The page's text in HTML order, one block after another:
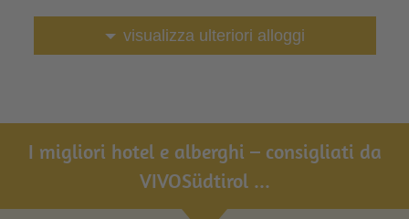
visualizza ulteriori alloggi
I migliori hotel e alberghi – consigliati da
VIVOSüdtirol ...